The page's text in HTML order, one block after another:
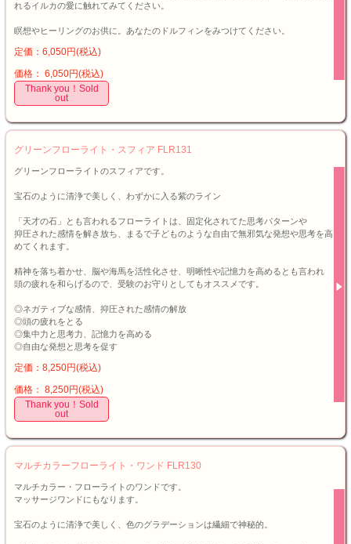
れるイルカの愛に触れてみてください。
瞑想やヒーリングのお供に。あなたのドルフィンをみつけてください。
定価：6,050円(税込)
価格： 6,050円(税込)
Thank you！Sold
out
グリーンフローライト・スフィア FLR131
グリーンフローライトのスフィアです。
宝石のように清浄で美しく、わずかに入る紫のライン
「天才の石」とも言われるフローライトは、固定化されてた思考パターンや
抑圧された感情を解き放ち、まるで子どものような自由で無邪気な発想や思考を高
めてくれます。
精神を落ち着かせ、脳や海馬を活性化させ、明晰性や記憶力を高めるとも言われ
頭の疲れを和らげるので、受験のお守りとしてもオススメです。
◎ネガティブな感情、抑圧された感情の解放
◎頭の疲れをとる
◎集中力と思考力、記憶力を高める
◎自由な発想と思考を促す
定価：8,250円(税込)
価格： 8,250円(税込)
Thank you！Sold
out
マルチカラーフローライト・ワンド FLR130
マルチカラー・フローライトのワンドです。
マッサージワンドにもなります。
宝石のように清浄で美しく、色のグラデーションは繊細で神秘的。